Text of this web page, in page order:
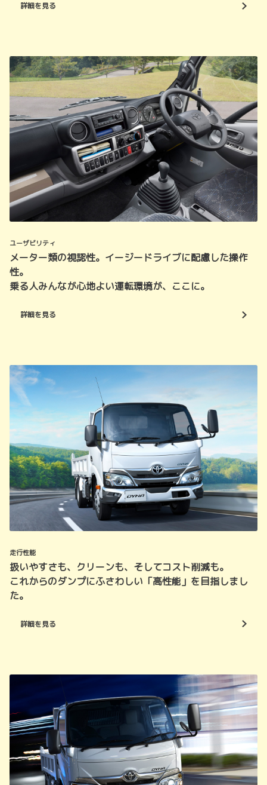
詳細を見る
ユーザビリティ
メーター類の視認性。イージードライブに配慮した操作
性。
乗る人みんなが心地よい運転環境が、ここに。
詳細を見る
走行性能
扱いやすさも、クリーンも、そしてコスト削減も。
これからのダンプにふさわしい「高性能」を目指しまし
た。
詳細を見る